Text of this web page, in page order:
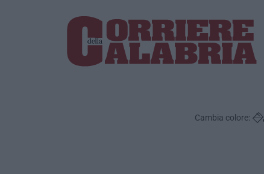
Cambia colore: